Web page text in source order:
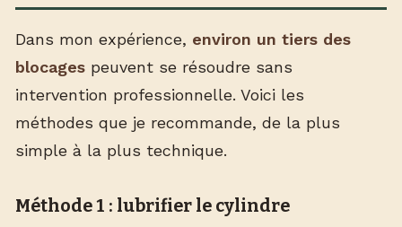
Dans mon expérience, environ un tiers des
blocages peuvent se résoudre sans
intervention professionnelle. Voici les
méthodes que je recommande, de la plus
simple à la plus technique.
Méthode 1 : lubrifier le cylindre